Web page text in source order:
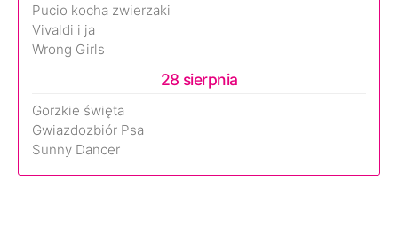
Pucio kocha zwierzaki
Vivaldi i ja
Wrong Girls
28 sierpnia
Gorzkie święta
Gwiazdozbiór Psa
Sunny Dancer